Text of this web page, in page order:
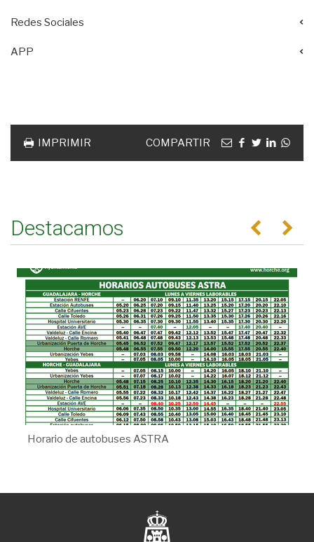
Redes Sociales
APP
IMPRIMIR COMPARTIR Emailfacebook
twitterlinkedin
Destacamos Anterior
Horario de autobuses ASTRA